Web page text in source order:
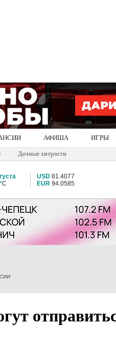
АФИША ИГРЫ
Дачные хитрости
C
USD 81.4077
EUR 94.0585